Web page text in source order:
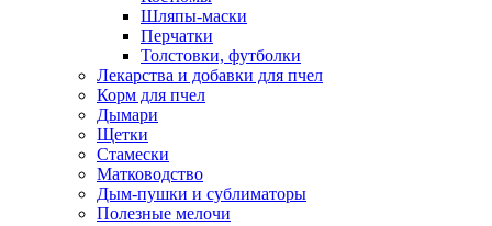
Шляпы-маски
Перчатки
Толстовки, футболки
Лекарства и добавки для пчел
Корм для пчел
Дымари
Щетки
Стамески
Матководство
Дым-пушки и сублиматоры
Полезные мелочи